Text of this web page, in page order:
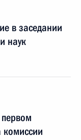
в заседании
наук
комиссии